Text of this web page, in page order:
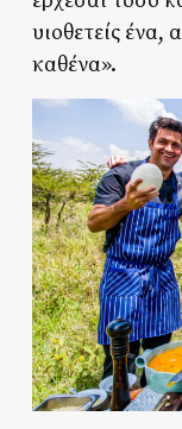
υιοθετείς ένα,
καθένα».